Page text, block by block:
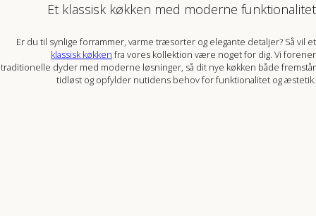
Et klassisk køkken med moderne funktionalitet
Er du til synlige forrammer, varme træsorter og elegante detaljer? Så vil et
klassisk køkken fra vores kollektion være noget for dig. Vi forener
traditionelle dyder med moderne løsninger, så dit nye køkken både fremstår
tidløst og opfylder nutidens behov for funktionalitet og æstetik.